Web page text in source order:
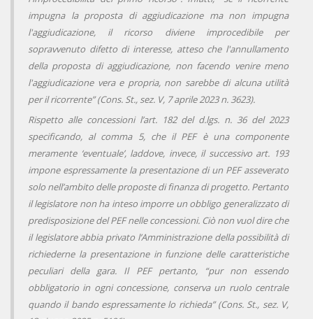
impugna la proposta di aggiudicazione ma non impugna
l'aggiudicazione, il ricorso diviene improcedibile per
sopravvenuto difetto di interesse, atteso che l'annullamento
della proposta di aggiudicazione, non facendo venire meno
l'aggiudicazione vera e propria, non sarebbe di alcuna utilità
per il ricorrente” (Cons. St., sez. V, 7 aprile 2023 n. 3623).
Rispetto alle concessioni l’art. 182 del d.lgs. n. 36 del 2023
specificando, al comma 5, che il PEF è una componente
meramente ‘eventuale’, laddove, invece, il successivo art. 193
impone espressamente la presentazione di un PEF asseverato
solo nell’ambito delle proposte di finanza di progetto. Pertanto
il legislatore non ha inteso imporre un obbligo generalizzato di
predisposizione del PEF nelle concessioni. Ciò non vuol dire che
il legislatore abbia privato l’Amministrazione della possibilità di
richiederne la presentazione in funzione delle caratteristiche
peculiari della gara. Il PEF pertanto, “pur non essendo
obbligatorio in ogni concessione, conserva un ruolo centrale
quando il bando espressamente lo richieda” (Cons. St., sez. V,